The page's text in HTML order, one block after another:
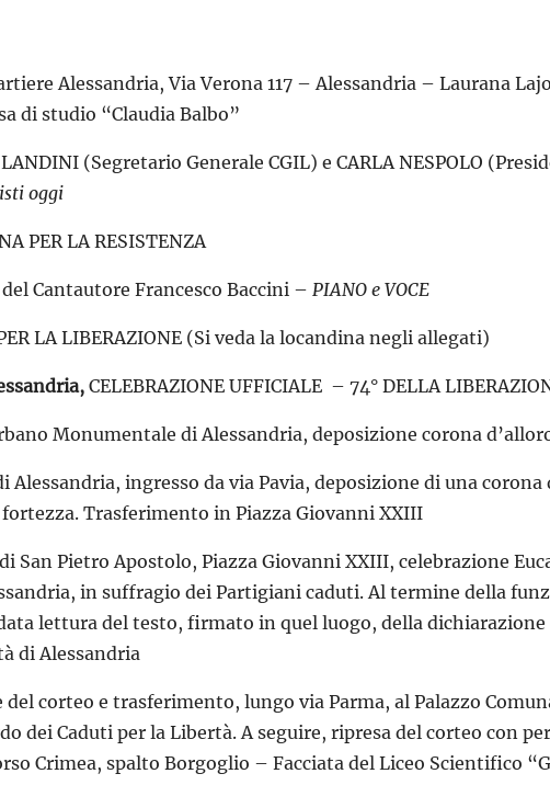
Alessandria, Via Verona 117 – Alessandria – Laurana
di studio “Claudia Balbo”
(Segretario Generale CGIL) e CARLA NESPOLO
oggi
PER LA RESISTENZA
Cantautore Francesco Baccini – PIANO e VOCE
LA LIBERAZIONE (Si veda la locandina negli allegati)
CELEBRAZIONE UFFICIALE – 74° DELLA
Monumentale di Alessandria, deposizione corona
Alessandria, ingresso da via Pavia, deposizione di una
Trasferimento in Piazza Giovanni XXIII
San Pietro Apostolo, Piazza Giovanni XXIII, celebrazione
in suffragio dei Partigiani caduti. Al termine della
lettura del testo, firmato in quel luogo, della dichiarazione
di Alessandria
del corteo e trasferimento, lungo via Parma, al Palazzo
dei Caduti per la Libertà. A seguire, ripresa del corteo con
Crimea, spalto Borgoglio – Facciata del Liceo Scientifico